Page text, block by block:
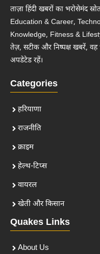
ताज़ा हिंदी खबरों का भरोसेमंद
Education & Career,
Knowledge, Fitness &
तेज़, सटीक और निष्पक्ष खबरें,
अपडेटेड रहें।
Categories
हरियाणा
राजनीति
क्राइम
हेल्थ-टिप्स
वायरल
खेती और किसान
Quakes Links
About Us